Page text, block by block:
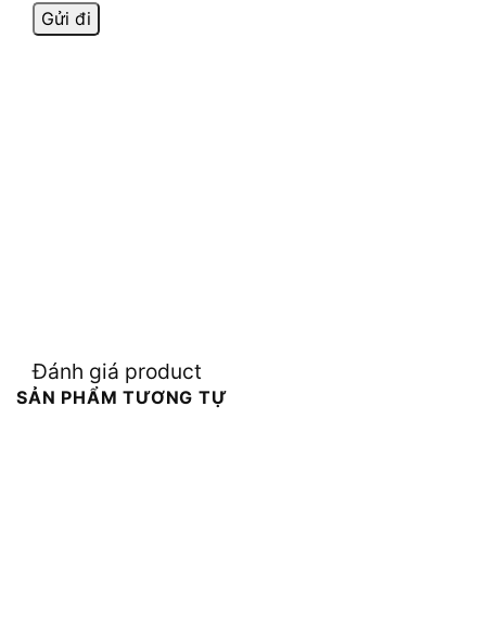
Đánh giá product
SẢN PHẨM TƯƠNG TỰ